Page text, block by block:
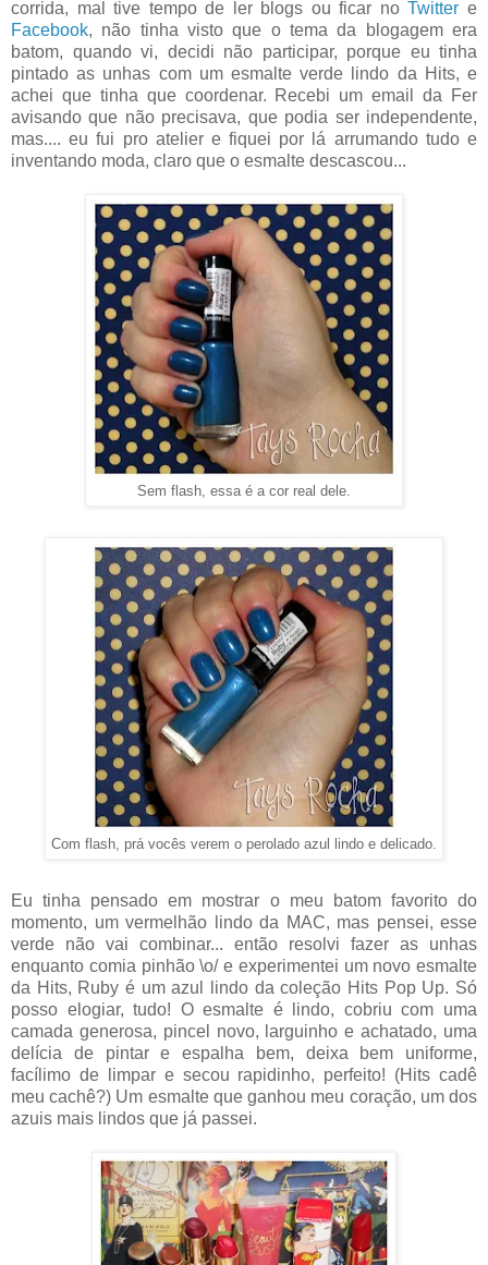
corrida, mal tive tempo de ler blogs ou ficar noTwitter e
Facebook, não tinha visto que o tema da blogagem era
batom, quando vi, decidi não participar, porque eu tinha
pintado as unhas com um esmalte verde lindo da Hits, e
achei que tinha que coordenar. Recebi um email da Fer
avisando que não precisava, que podia ser independente,
mas.... eu fui pro atelier e fiquei por lá arrumando tudo e
inventando moda, claro que o esmalte descascou...
Sem flash, essa é a cor real dele.
Com flash, prá vocês verem o perolado azul lindo e delicado.
Eu tinha pensado em mostrar o meu batom favorito do
momento, um vermelhão lindo da MAC, mas pensei, esse
verde não vai combinar... então resolvi fazer as unhas
enquanto comia pinhão \o/ e experimentei um novo esmalte
da Hits, Ruby é um azul lindo da coleção Hits Pop Up. Só
posso elogiar, tudo! O esmalte é lindo, cobriu com uma
camada generosa, pincel novo, larguinho e achatado, uma
delícia de pintar e espalha bem, deixa bem uniforme,
facílimo de limpar e secou rapidinho, perfeito! (Hits cadê
meu cachê?) Um esmalte que ganhou meu coração, um dos
azuis mais lindos que já passei.